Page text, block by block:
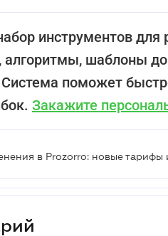
инструментов для
алгоритмы, шаблоны
поможет
Закажите